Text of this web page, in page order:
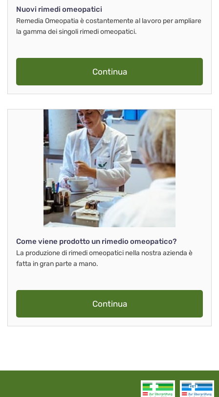
Nuovi rimedi omeopatici
Remedia Omeopatia è costantemente al lavoro per ampliare
la gamma dei singoli rimedi omeopatici.
Continua
Come viene prodotto un rimedio omeopatico?
La produzione di rimedi omeopatici nella nostra azienda è
fatta in gran parte a mano.
Continua